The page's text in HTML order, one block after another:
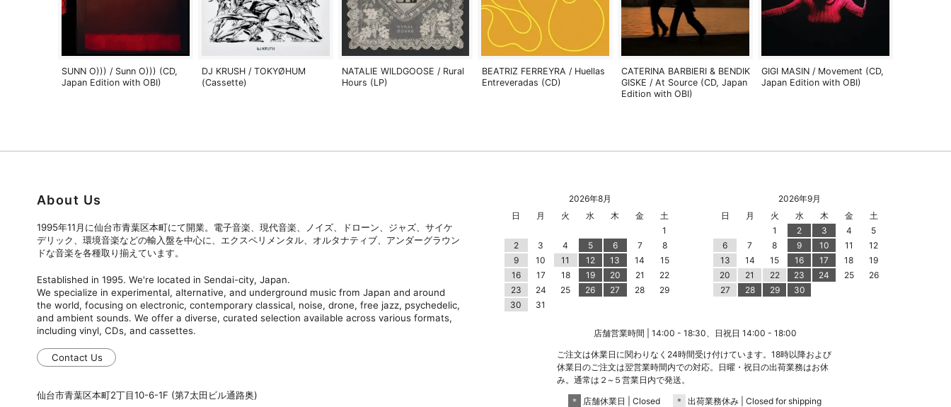
SUNN O))) / Sunn O))) (CD,
Japan Edition with OBI)
DJ KRUSH / TOKYØHUM
(Cassette)
NATALIE WILDGOOSE / Rural
Hours (LP)
BEATRIZ FERREYRA / Huellas
Entreveradas (CD)
CATERINA BARBIERI & BENDIK
GISKE / At Source (CD, Japan
Edition with OBI)
GIGI MASIN / Movement (CD,
Japan Edition with OBI)
About Us
1995年11月に仙台市青葉区本町にて開業。電子音楽、現代音楽、ノイズ、ドローン、ジャズ、サイケ
デリック、環境音楽などの輸入盤を中心に、エクスペリメンタル、オルタナティブ、アンダーグラウン
ドな音楽を各種取り揃えています。
Established in 1995. We're located in Sendai-city, Japan.
We specialize in experimental, alternative, and underground music from Japan and around
the world, focusing on electronic, contemporary classical, noise, drone, free jazz, psychedelic,
and ambient sounds. We offer a diverse, curated selection available across various formats,
including vinyl, CDs, and cassettes.
Contact Us
仙台市青葉区本町2丁目10-6-1F (第7太田ビル通路奥)
2026年8月
日
月 火 水 木 金
土
1
2
3 4 5 6 7
8
9
10 11 12 13 14
15
16
17 18 19 20 21
22
23
24 25 26 27 28
29
30
31
2026年9月
日
月 火 水 木 金
土
1
2 3 4
5
6
7 8 9 10 11
12
13
14 15 16 17 18
19
20
21 22 23 24 25
26
27
28 29 30
店舗営業時間 | 14:00 - 18:30、日祝日 14:00 - 18:00
ご注文は休業日に関わりなく24時間受け付けています。18時以降および
休業日のご注文は翌営業時間内での対応。日曜・祝日の出荷業務はお休
み。通常は２~５営業日内で発送。
＊
店舗休業日 | Closed ＊ 出荷業務休み | Closed for shipping